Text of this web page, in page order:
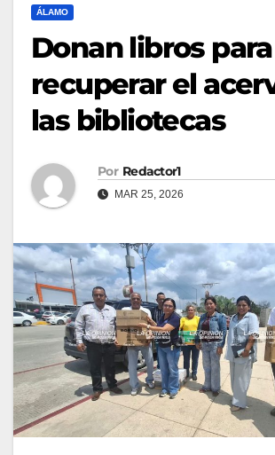
ÁLAMO
Donan libros para
recuperar el
las bibliotecas
Por Redactor1
MAR 25, 2026